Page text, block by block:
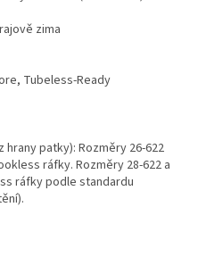
zima
Tubeless-Ready
patky): Rozměry 26-622
ráfky. Rozměry 28-622 a
ráfky podle standardu